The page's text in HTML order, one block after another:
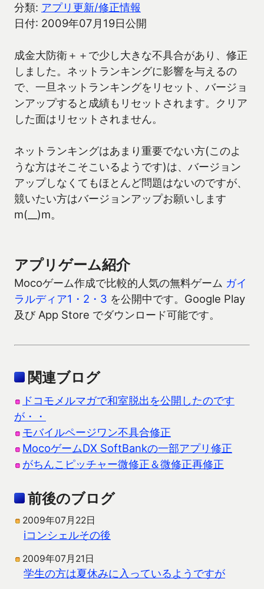
分類: アプリ更新/修正情報
日付: 2009年07月19日公開
成金大防衛＋＋で少し大きな不具合があり、修正
しました。ネットランキングに影響を与えるの
で、一旦ネットランキングをリセット、バージョ
ンアップすると成績もリセットされます。クリア
した面はリセットされません。
ネットランキングはあまり重要でない方(このよ
うな方はそこそこいるようです)は、バージョン
アップしなくてもほとんど問題はないのですが、
競いたい方はバージョンアップお願いします
m(__)m。
アプリゲーム紹介
Mocoゲーム作成で比較的人気の無料ゲーム ガイ
ラルディア1・2・3 を公開中です。Google Play
及び App Store でダウンロード可能です。
関連ブログ
ドコモメルマガで和室脱出を公開したのです
が・・
モバイルページワン不具合修正
MocoゲームDX SoftBankの一部アプリ修正
がちんこピッチャー微修正＆微修正再修正
前後のブログ
2009年07月22日
iコンシェルその後
2009年07月21日
学生の方は夏休みに入っているようですが